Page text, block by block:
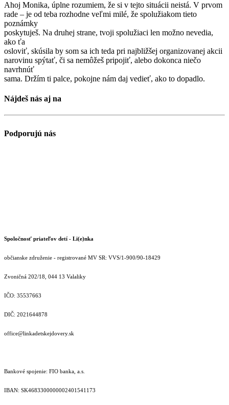
Ahoj Monika, úplne rozumiem, že si v tejto situácii neistá. V prvom
rade – je od teba rozhodne veľmi milé, že spolužiakom tieto
poznámky
poskytuješ. Na druhej strane, tvoji spolužiaci len možno nevedia,
ako ťa
osloviť, skúsila by som sa ich teda pri najbližšej organizovanej akcii
narovinu spýtať, či sa nemôžeš pripojiť, alebo dokonca niečo
navrhnúť
sama. Držím ti palce, pokojne nám daj vedieť, ako to dopadlo.
Nájdeš nás aj na
Podporujú nás
Spoločnosť priateľov detí - Li(e)nka
občianske združenie - registrované MV SR: VVS/1-900/90-18429
Zvoničná 202/18, 044 13 Valaliky
IČO: 35537663
DIČ: 2021644878
office@linkadetskejdovery.sk
Bankové spojenie: FIO banka, a.s.
IBAN: SK46833000000­02401541173